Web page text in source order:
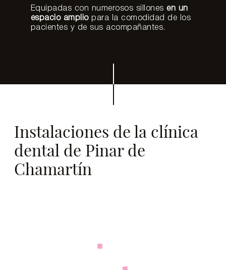
Equipadas con numerosos sillones en un
espacio ampliopara la comodidad de los
pacientes y de sus acompañantes.
Instalaciones de la clínica
dental de Pinar de
Chamartín